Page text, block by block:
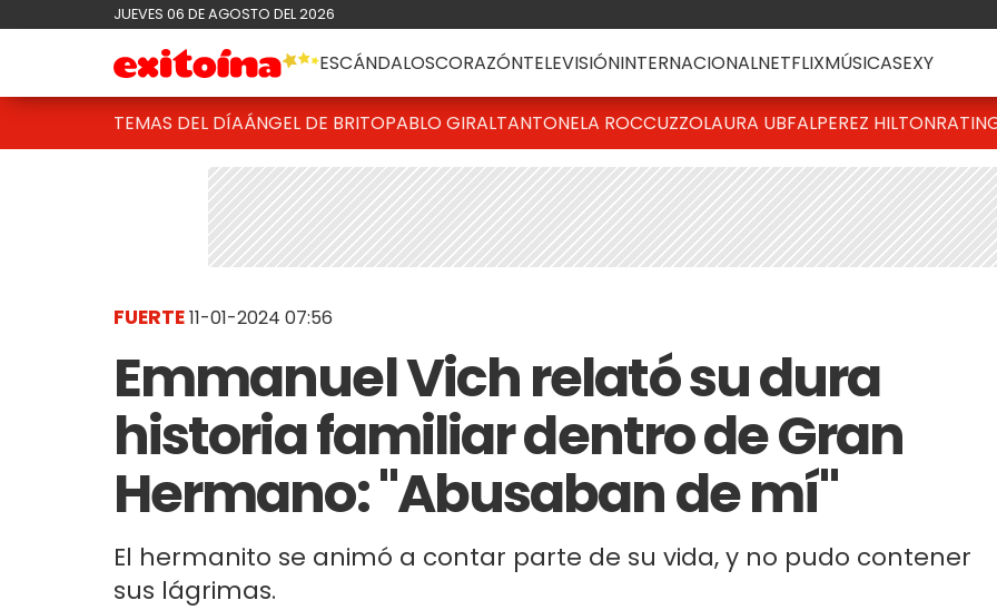
JUEVES 06 DE AGOSTO DEL 2026
ESCÁNDALOSCORAZÓNTELEVISIÓNINTERNACIONALNETFLIXMÚSICASEXY
TEMAS DEL DÍAÁNGEL DE BRITOPABLO GIRALTANTONELA ROCCUZZOLAURA UBFALPEREZ HILTON
FUERTE11-01-2024 07:56
Emmanuel Vich relató su dura
historia familiar dentro de Gran
Hermano: "Abusaban de mí"
El hermanito se animó a contar parte de su vida, y no pudo contener
sus lágrimas.